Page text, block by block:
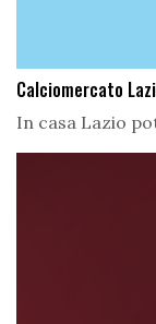
Calciomercato
In casa Lazio